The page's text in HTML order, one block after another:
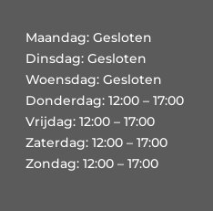
Maandag: Gesloten
Dinsdag: Gesloten
Woensdag: Gesloten
Donderdag: 12:00 – 17:00
Vrijdag: 12:00 – 17:00
Zaterdag: 12:00 – 17:00
Zondag: 12:00 – 17:00